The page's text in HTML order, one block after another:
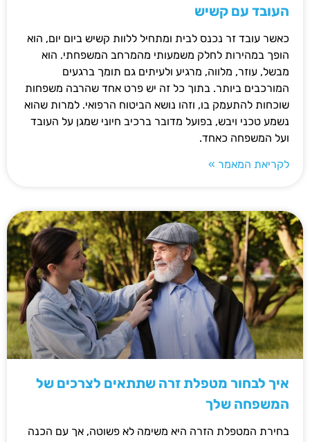
העובד עם קשיש
כאשר עובד זר נכנס לבית ומתחיל ללוות קשיש ביום יום, הוא
הופך במהירות לחלק משמעותי מהמרחב המשפחתי. הוא
מבשל, עוזר, מלווה, מרגיע ולעיתים גם תומך ברגעים
המורכבים ביותר. בתוך כל זה יש פרט אחד שהרבה משפחות
שוכחות להתעמק בו, וזהו נושא הביטוח הרפואי. למרות שהוא
נשמע טכני ויבש, בפועל מדובר ברכיב חיוני שמגן על העובד
ועל המשפחה כאחד.
לקריאת המאמר »
איך לבחור מטפלת זרה שתתאים לצרכים של
המשפחה שלך
בחירת המטפלת הזרה היא משימה לא פשוטה, אך עם הכנה